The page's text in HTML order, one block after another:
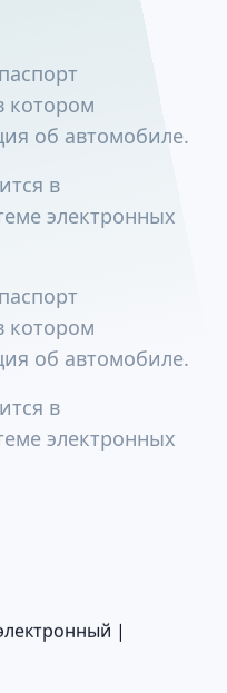
котором
об автомобиле.
в
электронных
котором
об автомобиле.
в
электронных